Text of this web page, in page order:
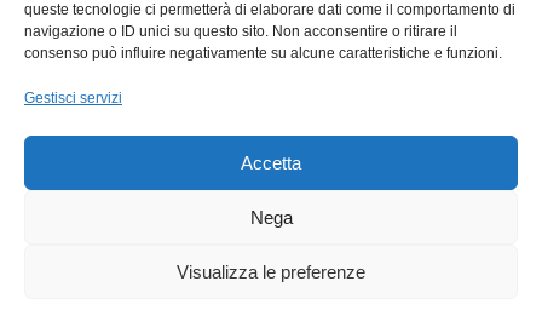
queste tecnologie ci permetterà di elaborare dati come il comportamento di
navigazione o ID unici su questo sito. Non acconsentire o ritirare il
consenso può influire negativamente su alcune caratteristiche e funzioni.
Gestisci servizi
Accetta
Nega
Visualizza le preferenze
Info Contatti
Email: sangiorgioicavalieri@gmail.com